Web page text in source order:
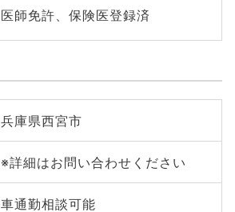
医師免許、保険医登録済
兵庫県西宮市
※詳細はお問い合わせください
車通勤相談可能